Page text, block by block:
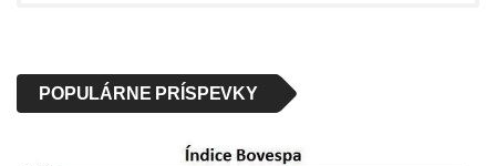
POPULÁRNE PRÍSPEVKY